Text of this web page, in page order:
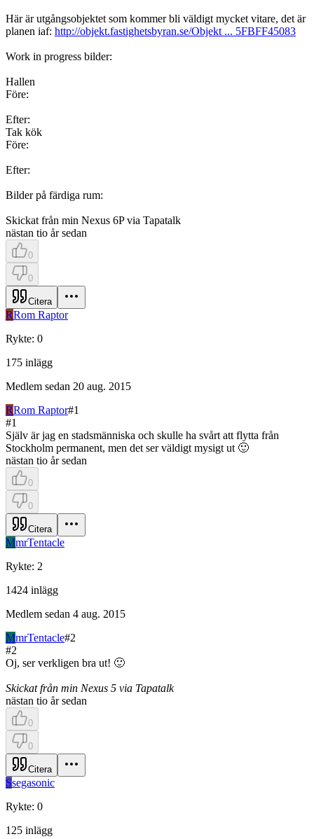
Här är utgångsobjektet som kommer bli väldigt mycket vitare, det är
planen iaf: http://objekt.fastighetsbyran.se/Objekt ... 5FBFF45083
Work in progress bilder:
Hallen
Före:
Efter:
Tak kök
Före:
Efter:
Bilder på färdiga rum:
Skickat från min Nexus 6P via Tapatalk
nästan tio år sedan
0
0
Citera
RRom Raptor
Rykte: 0
175 inlägg
Medlem sedan 20 aug. 2015
RRom Raptor#1
#1
Själv är jag en stadsmänniska och skulle ha svårt att flytta från
Stockholm permanent, men det ser väldigt mysigt ut 🙂
nästan tio år sedan
0
0
Citera
MmrTentacle
Rykte: 2
1424 inlägg
Medlem sedan 4 aug. 2015
MmrTentacle#2
#2
Oj, ser verkligen bra ut! 🙂
Skickat från min Nexus 5 via Tapatalk
nästan tio år sedan
0
0
Citera
Ssegasonic
Rykte: 0
125 inlägg